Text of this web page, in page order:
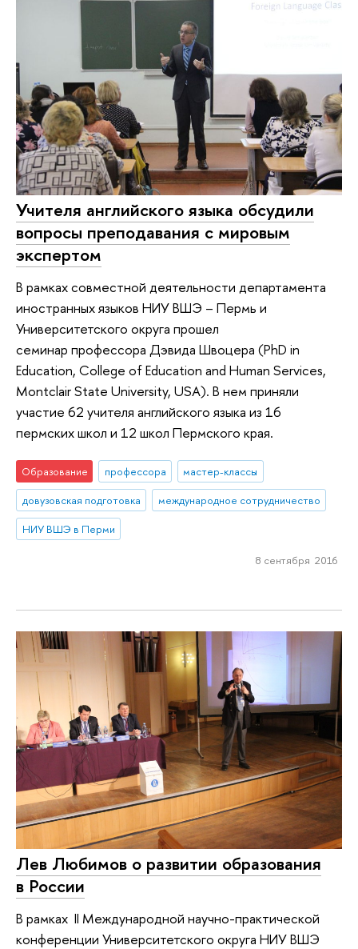
Учителя английского языка обсудили
вопросы преподавания с мировым
экспертом
В рамках совместной деятельности департамента
иностранных языков НИУ ВШЭ – Пермь и
Университетского округа прошел
семинар профессора Дэвида Швоцера (PhD in
Education, College of Education and Human Services,
Montclair State University, USA). В нем приняли
участие 62 учителя английского языка из 16
пермских школ и 12 школ Пермского края.
Образование профессора
мастер-классы
довузовская подготовка
международное сотрудничество
НИУ ВШЭ в Перми
8 сентября 2016
Лев Любимов о развитии образования
в России
В рамках II Международной научно-практической
конференции Университетского округа НИУ ВШЭ